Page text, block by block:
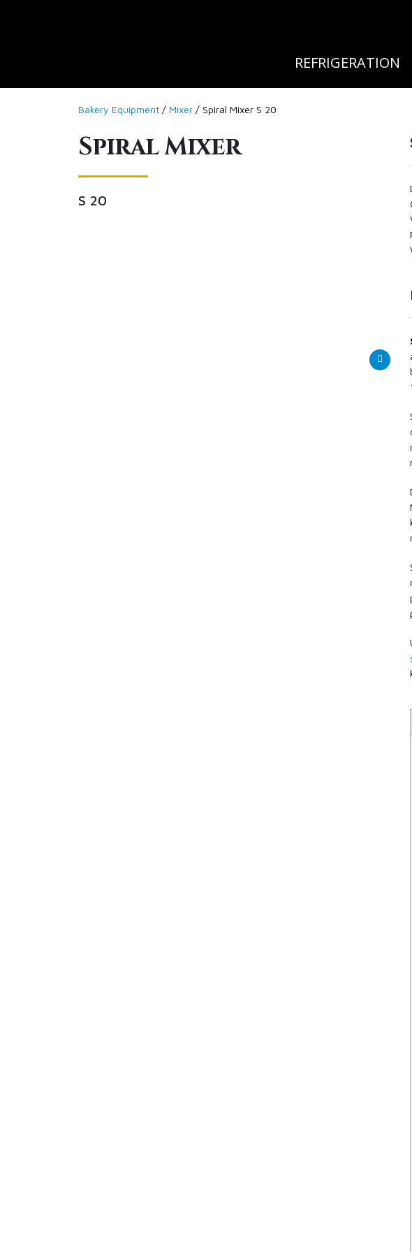
REFRIGERATION
Bakery Equipment / Mixer / Spiral Mixer S 20
Spiral Mixer
S 20